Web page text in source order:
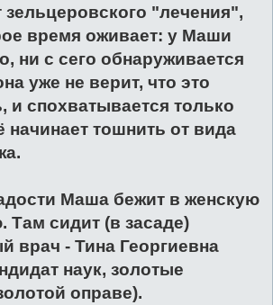
"лечения",
время оживает: у Маши
ни с сего обнаруживается
уже не верит, что это
и спохватывается только
начинает тошнить от вида
Маша бежит в женскую
Там сидит (в засаде)
врач - Тина Георгиевна
наук, золотые
оправе).